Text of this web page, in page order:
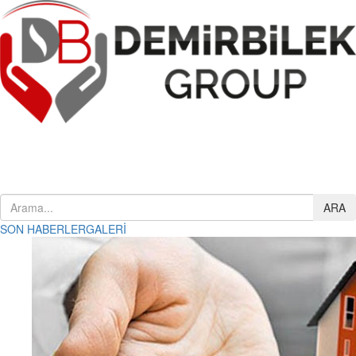
ARA
SON HABERLERGALERİ
Samandağ Belediye Binası